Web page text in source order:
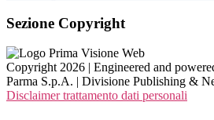
Sezione Copyright
Copyright 2026 | Engineered and
Parma S.p.A. | Divisione Publishing &
Disclaimer trattamento dati personali